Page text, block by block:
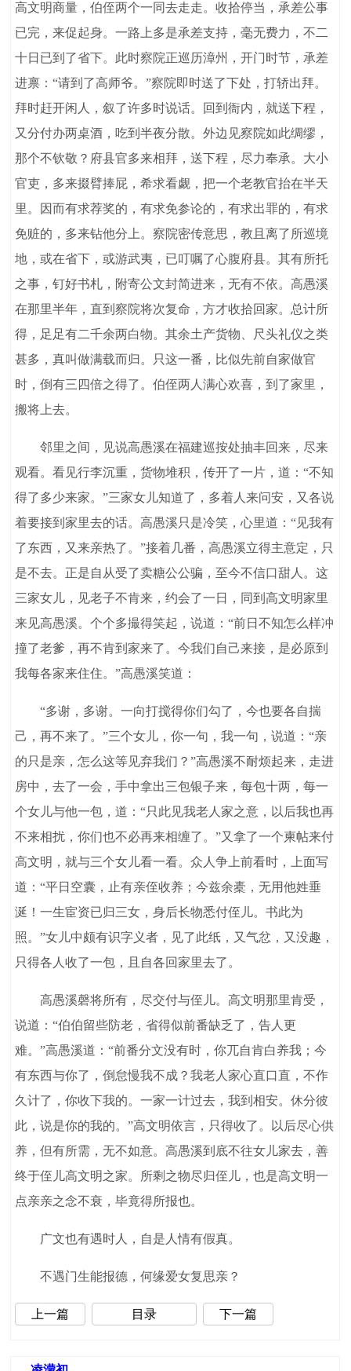
高文明商量，伯侄两个一同去走走。收拾停当，承差公事
已完，来促起身。一路上多是承差支持，毫无费力，不二
十日已到了省下。此时察院正巡历漳州，开门时节，承差
进禀：“请到了高师爷。”察院即时送了下处，打轿出拜。
拜时赶开闲人，叙了许多时说话。回到衙内，就送下程，
又分付办两桌酒，吃到半夜分散。外边见察院如此绸缪，
那个不钦敬？府县官多来相拜，送下程，尽力奉承。大小
官吏，多来掇臂捧屁，希求看觑，把一个老教官抬在半天
里。因而有求荐奖的，有求免参论的，有求出罪的，有求
免赃的，多来钻他分上。察院密传意思，教且离了所巡境
地，或在省下，或游武夷，已叮嘱了心腹府县。其有所托
之事，钉好书札，附寄公文封简进来，无有不依。高愚溪
在那里半年，直到察院将次复命，方才收拾回家。总计所
得，足足有二千余两白物。其余土产货物、尺头礼仪之类
甚多，真叫做满载而归。只这一番，比似先前自家做官
时，倒有三四倍之得了。伯侄两人满心欢喜，到了家里，
搬将上去。
邻里之间，见说高愚溪在福建巡按处抽丰回来，尽来
观看。看见行李沉重，货物堆积，传开了一片，道：“不知
得了多少来家。”三家女儿知道了，多着人来问安，又各说
着要接到家里去的话。高愚溪只是冷笑，心里道：“见我有
了东西，又来亲热了。”接着几番，高愚溪立得主意定，只
是不去。正是自从受了卖糖公公骗，至今不信口甜人。这
三家女儿，见老子不肯来，约会了一日，同到高文明家里
来见高愚溪。个个多撮得笑起，说道：“前日不知怎么样冲
撞了老爹，再不肯到家来了。今我们自己来接，是必原到
我每各家来住住。”高愚溪笑道：
“多谢，多谢。一向打搅得你们勾了，今也要各自揣
己，再不来了。”三个女儿，你一句，我一句，说道：“亲
的只是亲，怎么这等见弃我们？”高愚溪不耐烦起来，走进
房中，去了一会，手中拿出三包银子来，每包十两，每一
个女儿与他一包，道：“只此见我老人家之意，以后我也再
不来相扰，你们也不必再来相缠了。”又拿了一个柬帖来付
高文明，就与三个女儿看一看。众人争上前看时，上面写
道：“平日空囊，止有亲侄收养；今兹余橐，无用他姓垂
涎！一生宦资已归三女，身后长物悉付侄儿。书此为
照。”女儿中颇有识字义者，见了此纸，又气忿，又没趣，
只得各人收了一包，且自各回家里去了。
高愚溪磬将所有，尽交付与侄儿。高文明那里肯受，
说道：“伯伯留些防老，省得似前番缺乏了，告人更
难。”高愚溪道：“前番分文没有时，你兀自肯白养我；今
有东西与你了，倒怠慢我不成？我老人家心直口直，不作
久计了，你收下我的。一家一计过去，我到相安。休分彼
此，说是你的我的。”高文明依言，只得收了。以后尽心供
养，但有所需，无不如意。高愚溪到底不往女儿家去，善
终于侄儿高文明之家。所剩之物尽归侄儿，也是高文明一
点亲亲之念不衰，毕竟得所报也。
广文也有遇时人，自是人情有假真。
不遇门生能报德，何缘爱女复思亲？
上一篇 目录 下一篇